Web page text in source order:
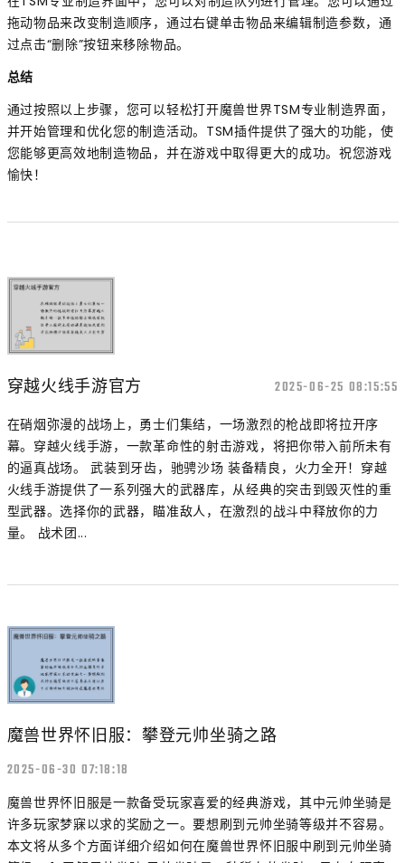
拖动物品来改变制造顺序，通过右键单击物品来编辑制造参数，通
过点击“删除”按钮来移除物品。
总结
通过按照以上步骤，您可以轻松打开魔兽世界TSM专业制造界面，
并开始管理和优化您的制造活动。TSM插件提供了强大的功能，使
您能够更高效地制造物品，并在游戏中取得更大的成功。祝您游戏
愉快！
穿越火线手游官方 2025-06-25 08:15:55
在硝烟弥漫的战场上，勇士们集结，一场激烈的枪战即将拉开序
幕。穿越火线手游，一款革命性的射击游戏，将把你带入前所未有
的逼真战场。 武装到牙齿，驰骋沙场 装备精良，火力全开！穿越
火线手游提供了一系列强大的武器库，从经典的突击到毁灭性的重
型武器。选择你的武器，瞄准敌人，在激烈的战斗中释放你的力
量。 战术团...
魔兽世界怀旧服：攀登元帅坐骑之路
2025-06-30 07:18:18
魔兽世界怀旧服是一款备受玩家喜爱的经典游戏，其中元帅坐骑是
许多玩家梦寐以求的奖励之一。要想刷到元帅坐骑等级并不容易。
本文将从多个方面详细介绍如何在魔兽世界怀旧服中刷到元帅坐骑